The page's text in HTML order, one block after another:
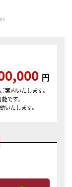
円
内いたします。
です。
たします。